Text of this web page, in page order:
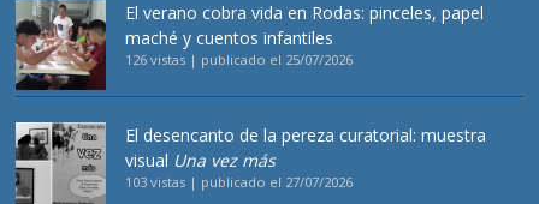
El verano cobra vida en Rodas: pinceles, papel
maché y cuentos infantiles
126 vistas | publicado el 25/07/2026
El desencanto de la pereza curatorial: muestra
visual Una vez más
103 vistas | publicado el 27/07/2026